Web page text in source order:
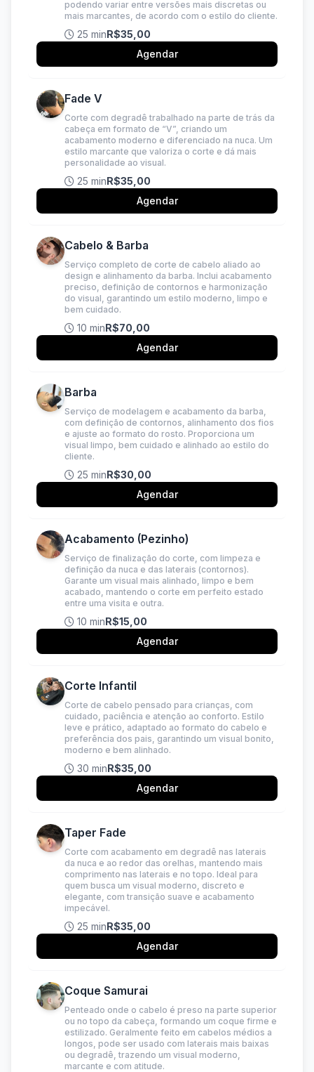
podendo variar entre versões mais discretas ou
mais marcantes, de acordo com o estilo do cliente.
25 minR$35,00
Agendar
Fade V
Corte com degradê trabalhado na parte de trás da
cabeça em formato de “V”, criando um
acabamento moderno e diferenciado na nuca. Um
estilo marcante que valoriza o corte e dá mais
personalidade ao visual.
25 minR$35,00
Agendar
Cabelo & Barba
Serviço completo de corte de cabelo aliado ao
design e alinhamento da barba. Inclui acabamento
preciso, definição de contornos e harmonização
do visual, garantindo um estilo moderno, limpo e
bem cuidado.
10 minR$70,00
Agendar
Barba
Serviço de modelagem e acabamento da barba,
com definição de contornos, alinhamento dos fios
e ajuste ao formato do rosto. Proporciona um
visual limpo, bem cuidado e alinhado ao estilo do
cliente.
25 minR$30,00
Agendar
Acabamento (Pezinho)
Serviço de finalização do corte, com limpeza e
definição da nuca e das laterais (contornos).
Garante um visual mais alinhado, limpo e bem
acabado, mantendo o corte em perfeito estado
entre uma visita e outra.
10 minR$15,00
Agendar
Corte Infantil
Corte de cabelo pensado para crianças, com
cuidado, paciência e atenção ao conforto. Estilo
leve e prático, adaptado ao formato do cabelo e
preferência dos pais, garantindo um visual bonito,
moderno e bem alinhado.
30 minR$35,00
Agendar
Taper Fade
Corte com acabamento em degradê nas laterais
da nuca e ao redor das orelhas, mantendo mais
comprimento nas laterais e no topo. Ideal para
quem busca um visual moderno, discreto e
elegante, com transição suave e acabamento
impecável.
25 minR$35,00
Agendar
Coque Samurai
Penteado onde o cabelo é preso na parte superior
ou no topo da cabeça, formando um coque firme e
estilizado. Geralmente feito em cabelos médios a
longos, pode ser usado com laterais mais baixas
ou degradê, trazendo um visual moderno,
marcante e com atitude.